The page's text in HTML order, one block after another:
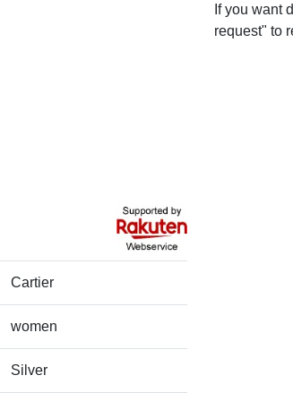
If you want
request" to
Cartier
women
Silver